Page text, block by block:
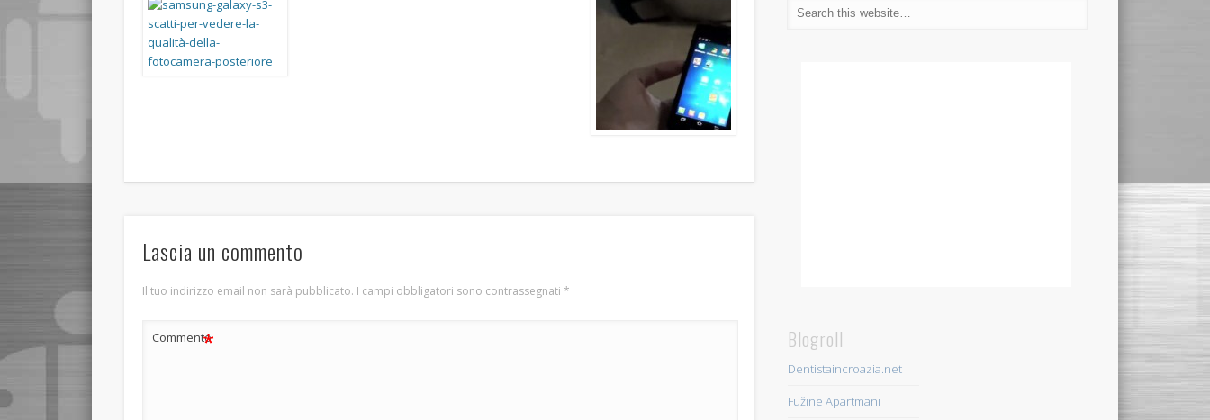
Lascia un commento
Il tuo indirizzo email non sarà pubblicato. I campi obbligatori sono contrassegnati*
Commento
* Blogroll
Dentistaincroazia.net
Fužine Apartmani